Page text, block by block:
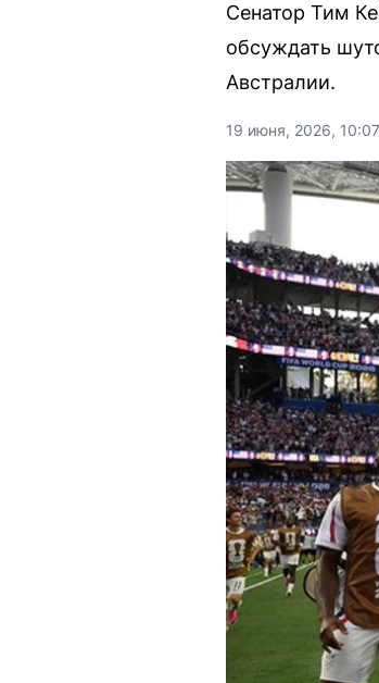
Сенатор Тим
обсуждать
Австралии.
19 июня, 2026, 10:07